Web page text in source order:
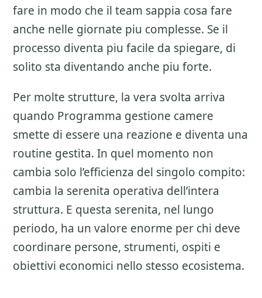
fare in modo che il team sappia cosa fare
anche nelle giornate piu complesse. Se il
processo diventa piu facile da spiegare, di
solito sta diventando anche piu forte.
Per molte strutture, la vera svolta arriva
quando Programma gestione camere
smette di essere una reazione e diventa una
routine gestita. In quel momento non
cambia solo l’efficienza del singolo compito:
cambia la serenita operativa dell’intera
struttura. E questa serenita, nel lungo
periodo, ha un valore enorme per chi deve
coordinare persone, strumenti, ospiti e
obiettivi economici nello stesso ecosistema.